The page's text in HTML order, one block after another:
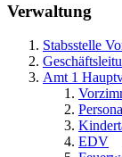
Verwaltung
Stabsstelle
Amt 1
EDV